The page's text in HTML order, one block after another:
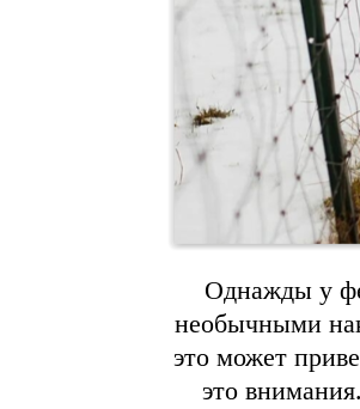
Однажды у
необычными
это может
это